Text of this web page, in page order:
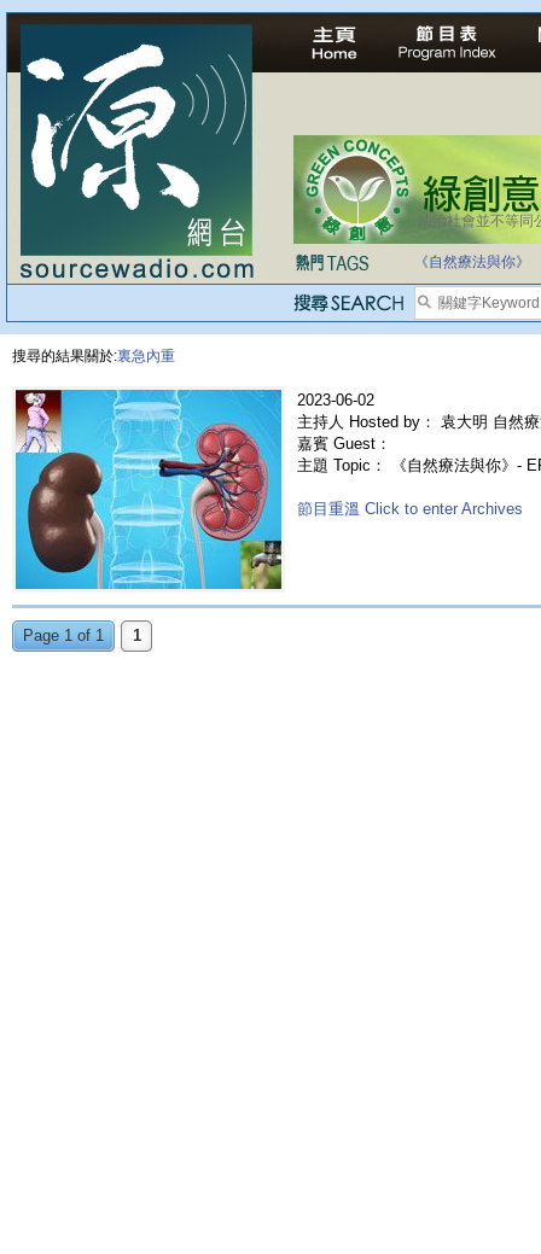
法治社會並不等同
《自然療法與你》
搜尋的結果關於:裏急內重
2023-06-02
主持人 Hosted by： 袁大明 自然
嘉賓 Guest：
主題 Topic： 《自然療法與你》-
節目重溫 Click to enter Archives
Page 1 of 1 1